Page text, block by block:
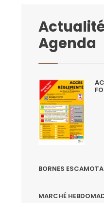
Agenda
BORNES
MARCHÉ